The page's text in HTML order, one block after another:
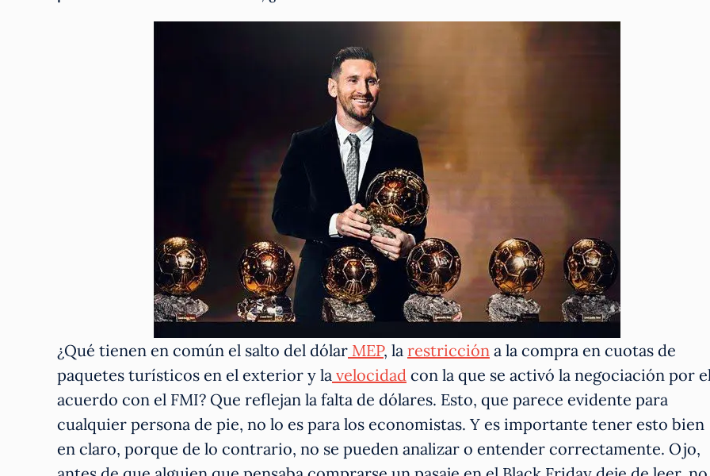
¿Qué tienen en común el salto del dólar MEP, la restricción a la compra en cuotas de
paquetes turísticos en el exterior y la velocidad con la que se activó la negociación por
acuerdo con el FMI? Que reflejan la falta de dólares. Esto, que parece evidente para
cualquier persona de pie, no lo es para los economistas. Y es importante tener esto bien
en claro, porque de lo contrario, no se pueden analizar o entender correctamente. Ojo,